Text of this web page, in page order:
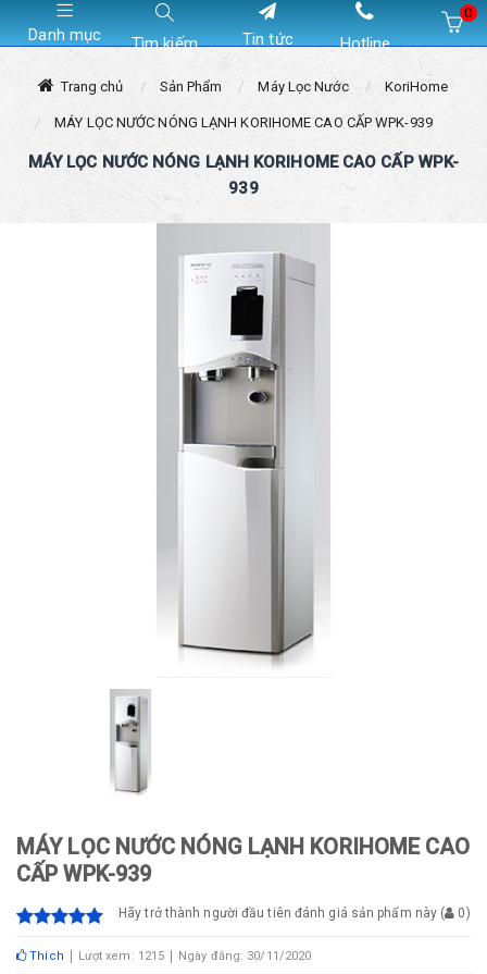
Danh mục Tìm kiếm Tin tức Hotline
0
Trang chủ Sản Phẩm Máy Lọc Nước KoriHome
MÁY LỌC NƯỚC NÓNG LẠNH KORIHOME CAO CẤP WPK-939
MÁY LỌC NƯỚC NÓNG LẠNH KORIHOME CAO CẤP WPK-
939
MÁY LỌC NƯỚC NÓNG LẠNH KORIHOME CAO
CẤP WPK-939
Hãy trở thành người đầu tiên đánh giá sản phẩm này ( 0)
Thích Lượt xem: 1215 Ngày đăng: 30/11/2020